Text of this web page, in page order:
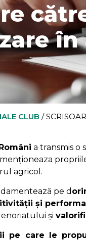
CLUB /
a transmis o
agricol.
pe d
și
și
pe care le